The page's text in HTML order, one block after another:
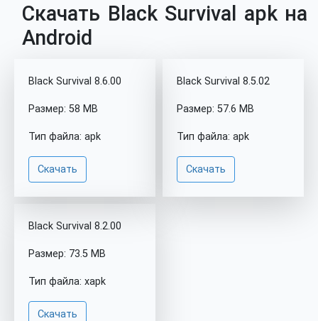
Скачать Black Survival apk на
Android
Black Survival 8.6.00
Размер: 58 MB
Тип файла: apk
Скачать
Black Survival 8.5.02
Размер: 57.6 MB
Тип файла: apk
Скачать
Black Survival 8.2.00
Размер: 73.5 MB
Тип файла: xapk
Скачать